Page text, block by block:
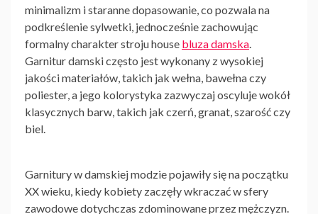
minimalizm i staranne dopasowanie, co pozwala na
podkreślenie sylwetki, jednocześnie zachowując
formalny charakter stroju house bluza damska.
Garnitur damski często jest wykonany z wysokiej
jakości materiałów, takich jak wełna, bawełna czy
poliester, a jego kolorystyka zazwyczaj oscyluje wokół
klasycznych barw, takich jak czerń, granat, szarość czy
biel.
Garnitury w damskiej modzie pojawiły się na początku
XX wieku, kiedy kobiety zaczęły wkraczać w sfery
zawodowe dotychczas zdominowane przez mężczyzn.